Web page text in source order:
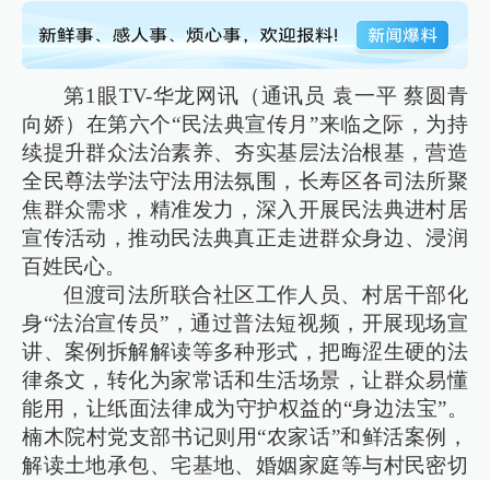
第1眼TV-华龙网讯（通讯员 袁一平 蔡圆青
向娇）在第六个“民法典宣传月”来临之际，为持
续提升群众法治素养、夯实基层法治根基，营造
全民尊法学法守法用法氛围，长寿区各司法所聚
焦群众需求，精准发力，深入开展民法典进村居
宣传活动，推动民法典真正走进群众身边、浸润
百姓民心。
但渡司法所联合社区工作人员、村居干部化
身“法治宣传员”，通过普法短视频，开展现场宣
讲、案例拆解解读等多种形式，把晦涩生硬的法
律条文，转化为家常话和生活场景，让群众易懂
能用，让纸面法律成为守护权益的“身边法宝”。
楠木院村党支部书记则用“农家话”和鲜活案例，
解读土地承包、宅基地、婚姻家庭等与村民密切